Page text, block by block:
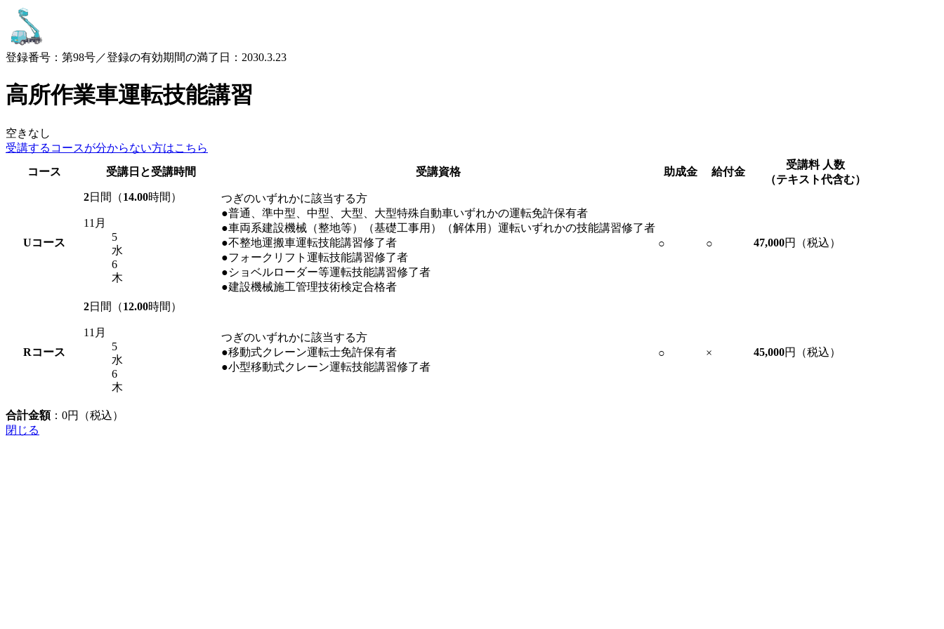
登録番号：第98号／登録の有効期間の満了日：2030.3.23
高所作業車運転技能講習
空きなし
受講するコースが分からない方はこちら
コース
受講日と受講時間 受講資格 助成金 給付金
受講料 人数
（テキスト代含む）
Uコース
2日間（14.00時間）
11月
5
水
6
木
つぎのいずれかに該当する方
●普通、準中型、中型、大型、大型特殊自動車いずれかの運転免許保有者
●車両系建設機械（整地等）（基礎工事用）（解体用）運転いずれかの技能講習修了者
●不整地運搬車運転技能講習修了者
●フォークリフト運転技能講習修了者
●ショベルローダー等運転技能講習修了者
●建設機械施工管理技術検定合格者
○ ○ 47,000円（税込）
Rコース
2日間（12.00時間）
11月
5
水
6
木
つぎのいずれかに該当する方
●移動式クレーン運転士免許保有者
●小型移動式クレーン運転技能講習修了者
○ × 45,000円（税込）
合計金額： 0円（税込）
閉じる